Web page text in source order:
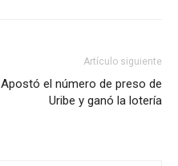
Artículo siguiente
Apostó el número de preso de
Uribe y ganó la lotería